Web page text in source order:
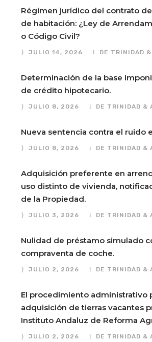
Régimen jurídico del contrato
de habitación: ¿Ley de
o Código Civil?
JULIO 14, 2026 DE TRINIDAD
Determinación de la base
de crédito hipotecario.
JULIO 8, 2026 DE TRINIDAD &
Nueva sentencia contra el ruido
JULIO 8, 2026 DE TRINIDAD &
Adquisición preferente en
uso distinto de vivienda,
de la Propiedad.
JULIO 3, 2026 DE TRINIDAD &
Nulidad de préstamo simulado
compraventa de coche.
JULIO 2, 2026 DE TRINIDAD &
El procedimiento administrativo
adquisición de tierras vacantes
Instituto Andaluz de Reforma
JULIO 2, 2026 DE TRINIDAD &